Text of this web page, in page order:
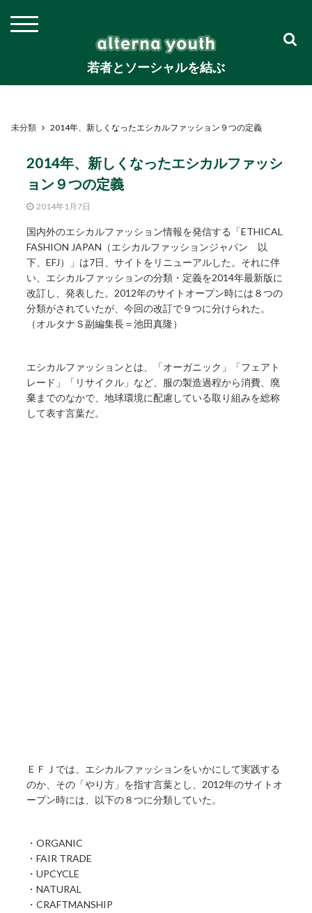
若者とソーシャルを結ぶ
未分類 2014年、新しくなったエシカルファッション９つの定義
2014年、新しくなったエシカルファッシ
ョン９つの定義
2014年1月7日
国内外のエシカルファッション情報を発信する「ETHICAL
FASHION JAPAN（エシカルファッションジャパン 以
下、EFJ）」は7日、サイトをリニューアルした。それに伴
い、エシカルファッションの分類・定義を2014年最新版に
改訂し、発表した。2012年のサイトオープン時には８つの
分類がされていたが、今回の改訂で９つに分けられた。
（オルタナＳ副編集長＝池田真隆）
エシカルファッションとは、「オーガニック」「フェアト
レード」「リサイクル」など、服の製造過程から消費、廃
棄までのなかで、地球環境に配慮している取り組みを総称
して表す言葉だ。
ＥＦＪでは、エシカルファッションをいかにして実践する
のか、その「やり方」を指す言葉とし、2012年のサイトオ
ープン時には、以下の８つに分類していた。
・ORGANIC
・FAIR TRADE
・UPCYCLE
・NATURAL
・CRAFTMANSHIP